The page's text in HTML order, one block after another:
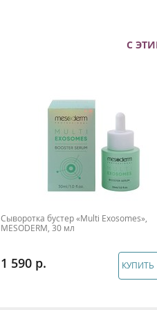
С
Сыворотка бустер «Multi Exosomes»,
MESODERM, 30 мл
1 590 КУПИТЬ